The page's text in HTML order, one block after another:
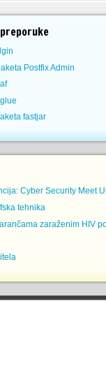
Postfix Admin
fastjar
Cyber Security Meet
tehnika
zaraženim HIV